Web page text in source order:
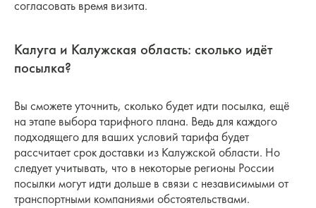
согласовать время визита.
Калуга и Калужская область: сколько идёт
посылка?
Вы сможете уточнить, сколько будет идти посылка, ещё
на этапе выбора тарифного плана. Ведь для каждого
подходящего для ваших условий тарифа будет
рассчитает срок доставки из Калужской области. Но
следует учитывать, что в некоторые регионы России
посылки могут идти дольше в связи с независимыми от
транспортными компаниями обстоятельствами.